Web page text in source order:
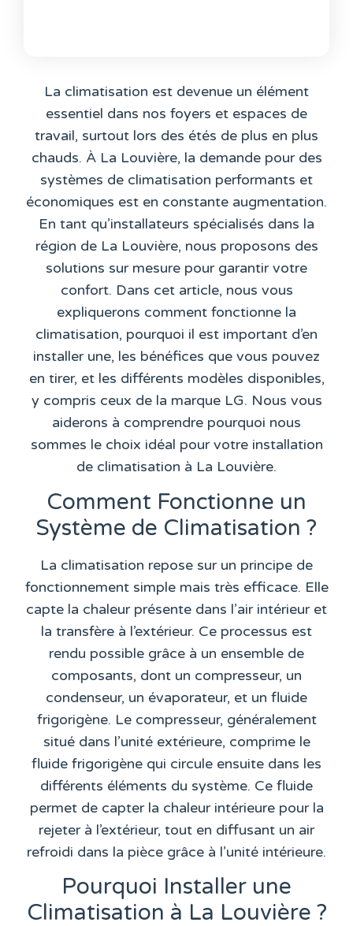
La climatisation est devenue un élément
essentiel dans nos foyers et espaces de
travail, surtout lors des étés de plus en plus
chauds. À La Louvière, la demande pour des
systèmes de climatisation performants et
économiques est en constante augmentation.
En tant qu’installateurs spécialisés dans la
région de La Louvière, nous proposons des
solutions sur mesure pour garantir votre
confort. Dans cet article, nous vous
expliquerons comment fonctionne la
climatisation, pourquoi il est important d’en
installer une, les bénéfices que vous pouvez
en tirer, et les différents modèles disponibles,
y compris ceux de la marque LG. Nous vous
aiderons à comprendre pourquoi nous
sommes le choix idéal pour votre installation
de climatisation à La Louvière.
Comment Fonctionne un
Système de Climatisation ?
La climatisation repose sur un principe de
fonctionnement simple mais très efficace. Elle
capte la chaleur présente dans l’air intérieur et
la transfère à l’extérieur. Ce processus est
rendu possible grâce à un ensemble de
composants, dont un compresseur, un
condenseur, un évaporateur, et un fluide
frigorigène. Le compresseur, généralement
situé dans l’unité extérieure, comprime le
fluide frigorigène qui circule ensuite dans les
différents éléments du système. Ce fluide
permet de capter la chaleur intérieure pour la
rejeter à l’extérieur, tout en diffusant un air
refroidi dans la pièce grâce à l’unité intérieure.
Pourquoi Installer une
Climatisation à La Louvière ?